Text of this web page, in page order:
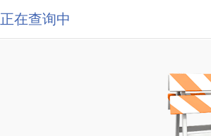
正在查询中